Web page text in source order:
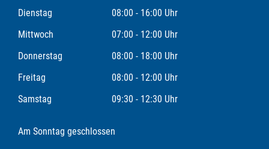
Dienstag
08:00 - 16:00 Uhr
Mittwoch
07:00 - 12:00 Uhr
Donnerstag
08:00 - 18:00 Uhr
Freitag
08:00 - 12:00 Uhr
Samstag
09:30 - 12:30 Uhr
Am Sonntag geschlossen